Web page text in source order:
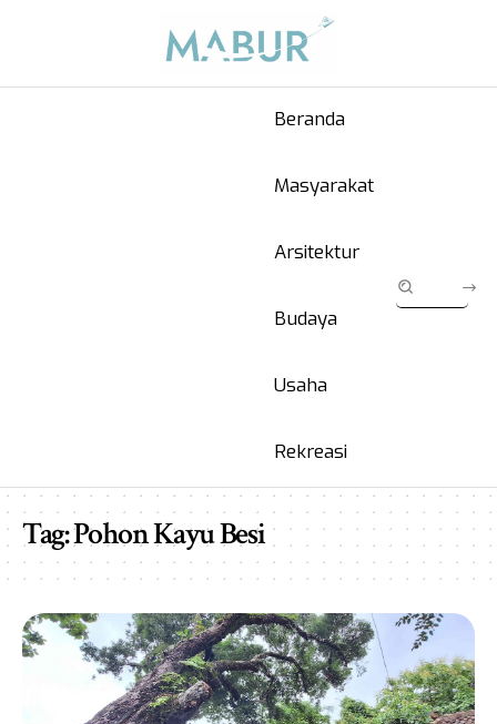
Beranda
Masyarakat
Arsitektur
Budaya
Usaha
Rekreasi
Tag:Pohon Kayu Besi